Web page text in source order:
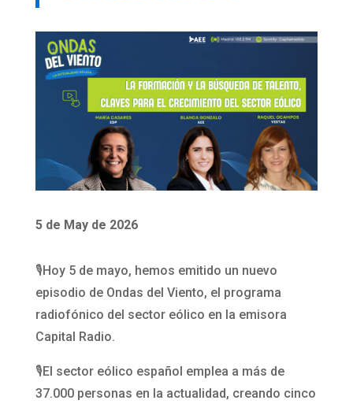
5 de May de 2026
🎙️Hoy 5 de mayo, hemos emitido un nuevo
episodio de Ondas del Viento, el programa
radiofónico del sector eólico en la emisora
Capital Radio.
🎙️El sector eólico español emplea a más de
37.000 personas en la actualidad, creando cinco